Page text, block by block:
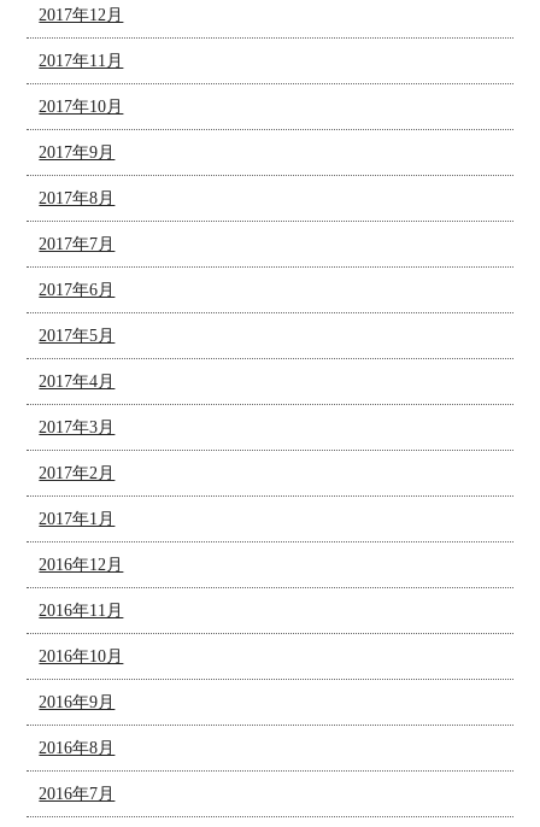
2017年12月
2017年11月
2017年10月
2017年9月
2017年8月
2017年7月
2017年6月
2017年5月
2017年4月
2017年3月
2017年2月
2017年1月
2016年12月
2016年11月
2016年10月
2016年9月
2016年8月
2016年7月